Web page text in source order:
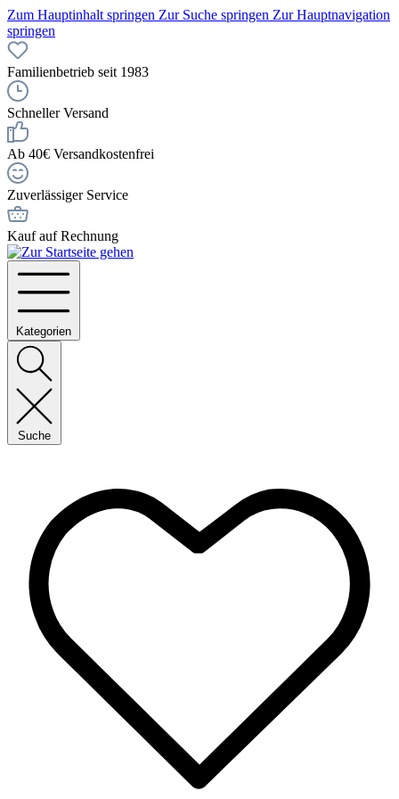
Zum Hauptinhalt springen Zur Suche springen Zur Hauptnavigation
springen
Familienbetrieb seit 1983
Schneller Versand
Ab 40€ Versandkostenfrei
Zuverlässiger Service
Kauf auf Rechnung
Kategorien
Suche